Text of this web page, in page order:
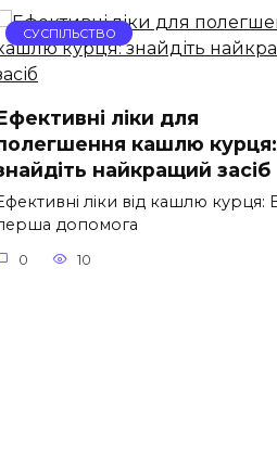
СУСПІЛЬСТВО
ліки для
кашлю курця:
найкращий засіб
ліки від кашлю курця:
допомога
0 10